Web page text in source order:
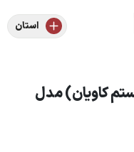
استان
کاویان) مدل